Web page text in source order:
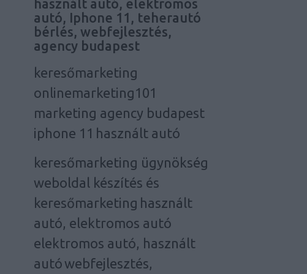
használt autó, elektromos
autó, Iphone 11, teherautó
bérlés, webfejlesztés,
agency budapest
keresőmarketing
onlinemarketing101
marketing agency budapest
iphone 11 használt autó
keresőmarketing ügynökség
weboldal készítés és
keresőmarketing használt
autó, elektromos autó
elektromos autó, használt
autó webfejlesztés,